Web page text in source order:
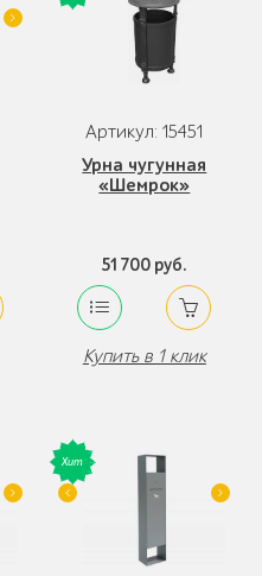
Артикул: 15451
Урна чугунная
«Шемрок»
51 700 руб.
Купить в 1 клик